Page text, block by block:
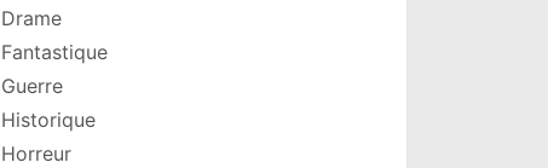
Drame
Fantastique
Guerre
Historique
Horreur